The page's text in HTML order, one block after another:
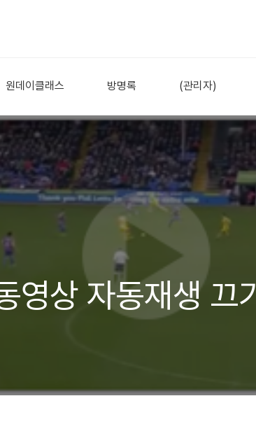
원데이클래스 방명록 (관리자)
상 자동재생 끄기